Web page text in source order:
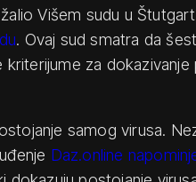
Višem sudu u
. Ovaj sud smatra da
kriterijume za dokazivanje
samog virusa.
Daz.online